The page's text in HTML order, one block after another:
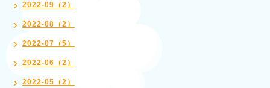
2022-09（2）
2022-08（2）
2022-07（5）
2022-06（2）
2022-05（2）